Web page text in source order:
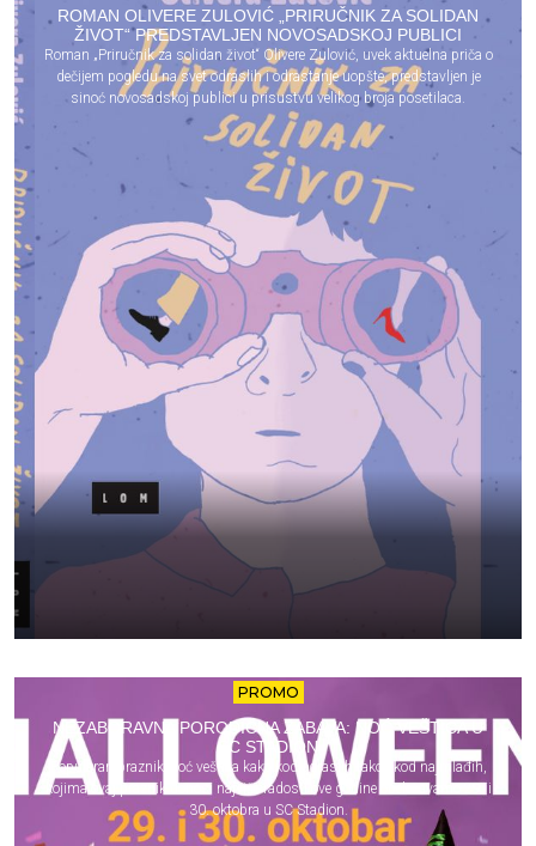
ROMAN OLIVERE ZULOVIĆ „PRIRUČNIK ZA SOLIDAN
ŽIVOT“ PREDSTAVLJEN NOVOSADSKOJ PUBLICI
Roman „Priručnik za solidan život“ Olivere Zulović, uvek aktuelna priča o
dečijem pogledu na svet odraslih i odrastanje uopšte, predstavljen je
sinoć novosadskoj publici u prisustvu velikog broja posetilaca.
PROMO
NEZABORAVNA PORODIČNA ZABAVA: NOĆ VEŠTICA U
SC STADION
Popularan praznik Noć veštica kako kod odraslih tako i kod najmlađih,
kojima ovaj praznik donosi najviše radosti ove godine obeležavamo 29. i
30. oktobra u SC Stadion.